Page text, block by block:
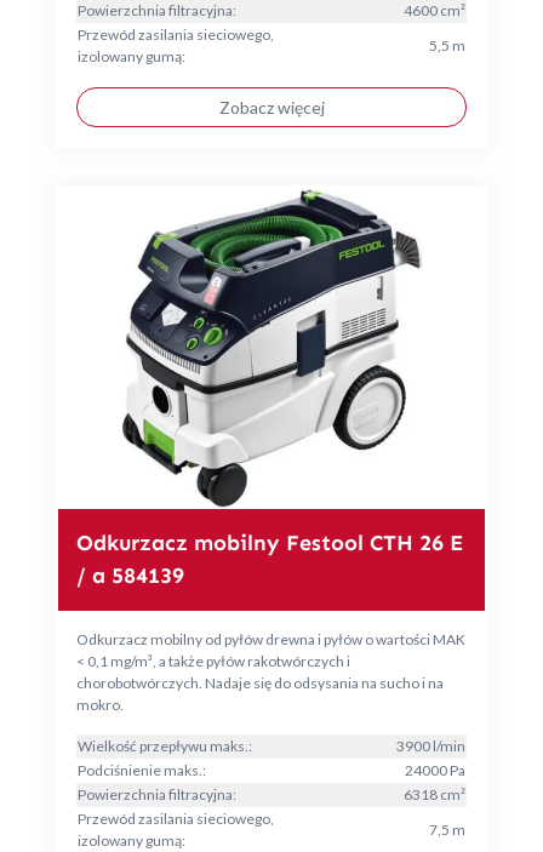
Powierzchnia filtracyjna:
4600 cm²
Przewód zasilania sieciowego,
izolowany gumą:
5,5 m
Zobacz więcej
Odkurzacz mobilny Festool CTH 26 E
/ a 584139
Odkurzacz mobilny od pyłów drewna i pyłów o wartości MAK
< 0,1 mg/m³, a także pyłów rakotwórczych i
chorobotwórczych. Nadaje się do odsysania na sucho i na
mokro.
Wielkość przepływu maks.:
3900 l/min
Podciśnienie maks.:
24000 Pa
Powierzchnia filtracyjna:
6318 cm²
Przewód zasilania sieciowego,
izolowany gumą:
7,5 m